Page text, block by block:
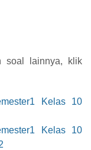
soal lainnya, klik
Kelas 10
Kelas 10